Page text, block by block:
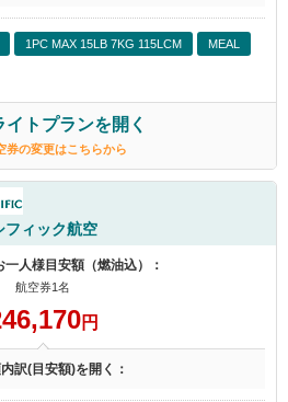
1PC MAX 15LB 7KG 115LCM MEAL
イトプランを開く
券の変更はこちらから
フィック航空
一人様目安額（燃油込）：
航空券1名
円
訳(目安額)を開く：